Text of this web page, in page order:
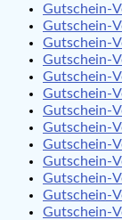
Gutschein-
Gutschein-
Gutschein-
Gutschein-
Gutschein-
Gutschein-
Gutschein-
Gutschein-
Gutschein-
Gutschein-
Gutschein-
Gutschein-
Gutschein-